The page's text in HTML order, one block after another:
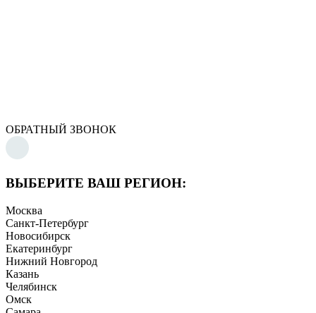
ОБРАТНЫЙ ЗВОНОК
ВЫБЕРИТЕ ВАШ РЕГИОН:
Москва
Санкт-Петербург
Новосибирск
Екатеринбург
Нижний Новгород
Казань
Челябинск
Омск